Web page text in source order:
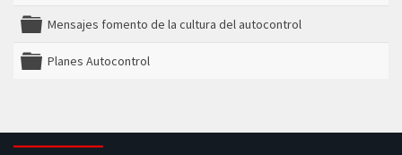
Mensajes fomento de la cultura del autocontrol
Planes Autocontrol